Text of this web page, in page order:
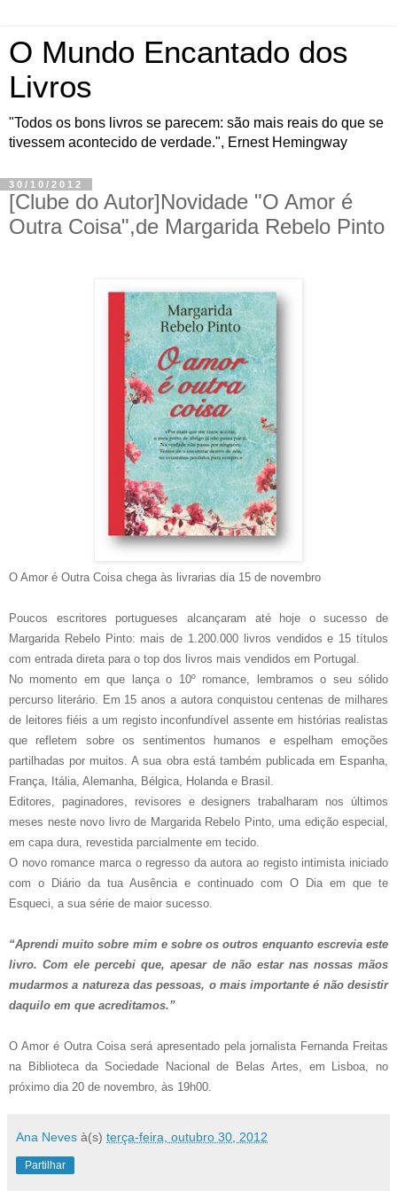
O Mundo Encantado dos
Livros
"Todos os bons livros se parecem: são mais reais do que se
tivessem acontecido de verdade.", Ernest Hemingway
30/10/2012
[Clube do Autor]Novidade "O Amor é
Outra Coisa",de Margarida Rebelo Pinto
O Amor é Outra Coisa chega às livrarias dia 15 de novembro
Poucos escritores portugueses alcançaram até hoje o sucesso de
Margarida Rebelo Pinto: mais de 1.200.000 livros vendidos e 15 títulos
com entrada direta para o top dos livros mais vendidos em Portugal.
No momento em que lança o 10º romance, lembramos o seu sólido
percurso literário. Em 15 anos a autora conquistou centenas de milhares
de leitores fiéis a um registo inconfundível assente em histórias realistas
que refletem sobre os sentimentos humanos e espelham emoções
partilhadas por muitos. A sua obra está também publicada em Espanha,
França, Itália, Alemanha, Bélgica, Holanda e Brasil.
Editores, paginadores, revisores e designers trabalharam nos últimos
meses neste novo livro de Margarida Rebelo Pinto, uma edição especial,
em capa dura, revestida parcialmente em tecido.
O novo romance marca o regresso da autora ao registo intimista iniciado
com o Diário da tua Ausência e continuado com O Dia em que te
Esqueci, a sua série de maior sucesso.
“Aprendi muito sobre mim e sobre os outros enquanto escrevia este
livro. Com ele percebi que, apesar de não estar nas nossas mãos
mudarmos a natureza das pessoas, o mais importante é não desistir
daquilo em que acreditamos.”
O Amor é Outra Coisa será apresentado pela jornalista Fernanda Freitas
na Biblioteca da Sociedade Nacional de Belas Artes, em Lisboa, no
próximo dia 20 de novembro, às 19h00.
Ana Neves à(s) terça-feira, outubro 30, 2012
Partilhar